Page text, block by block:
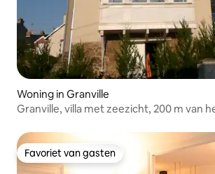
Woning in Granville
Granville, villa met zeezicht, 200 m van
Favoriet van gasten
Favoriet van gasten